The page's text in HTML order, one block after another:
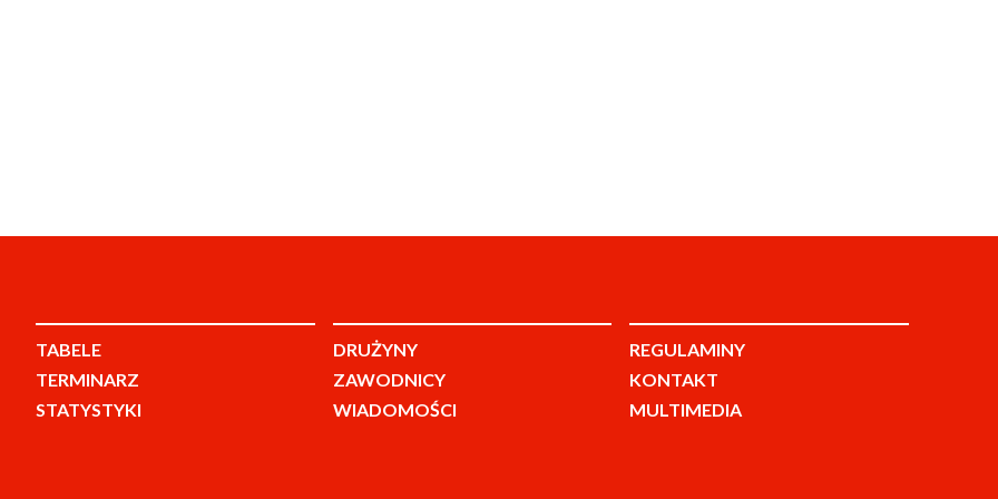
TABELE
TERMINARZ
STATYSTYKI
DRUŻYNY
ZAWODNICY
WIADOMOŚCI
REGULAMINY
KONTAKT
MULTIMEDIA